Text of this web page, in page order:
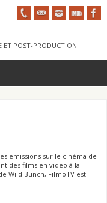
ET POST-PRODUCTION
émissions sur le cinéma de
des films en vidéo à la
Wild Bunch, FilmoTV est